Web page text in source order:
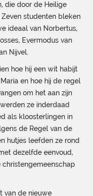
die door de Heilige
studenten bleken
ideaal van Norbertus,
Evermodus van
Nijvel.
hoe hij een wit habijt
en hoe hij de regel
om het aan zijn
ze inderdaad
als kloosterlingen in
de Regel van de
hutjes leefden ze rond
dezelfde eenvoud,
van de nieuwe